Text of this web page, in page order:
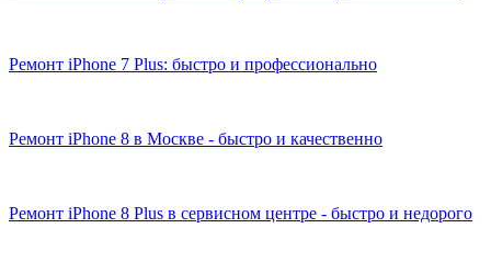
Ремонт iPhone 7 Plus: быстро и профессионально
Ремонт iPhone 8 в Москве - быстро и качественно
Ремонт iPhone 8 Plus в сервисном центре - быстро и недорого